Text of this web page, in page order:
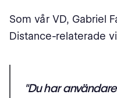
Som vår VD, Gabriel
Distance-relaterade
"Du har